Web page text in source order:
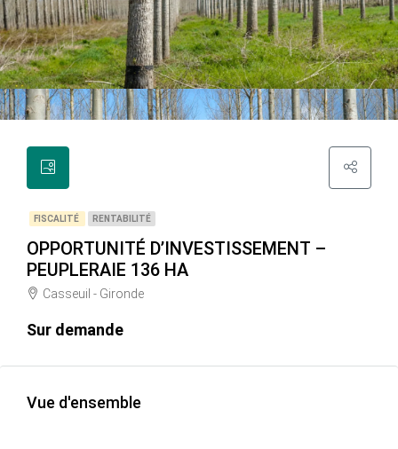
FISCALITÉ RENTABILITÉ
OPPORTUNITÉ D’INVESTISSEMENT –
PEUPLERAIE 136 HA
Casseuil - Gironde
Sur demande
Vue d'ensemble